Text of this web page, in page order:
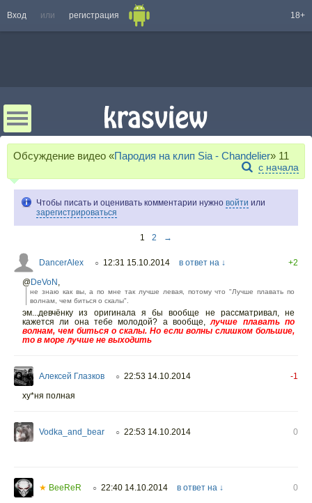
Вход или регистрация 18+
Обсуждение видео «Пародия на клип Sia - Chandelier» 11
с начала
Чтобы писать и оценивать комментарии нужно войти или
зарегистрироваться
1 2 →
DancerAlex ○ 12:31 15.10.2014 в ответ на ↓
+2
@DeVoN ,
не знаю как вы, а по мне так лучше левая, потому что "Лучше плавать по
волнам, чем биться о скалы".
эм...девчёнку из оригинала я бы вообще не рассматривал, не
кажется ли она тебе молодой? а вообще,лучше плавать по
волнам, чем биться о скалы. Но если волны слишком большие,
то в море лучше не выходить
Алексей Глазков ○ 22:53 14.10.2014
-1
ху*ня полная
Vodka_and_bear ○ 22:53 14.10.2014 0
★ BeeReR ○ 22:40 14.10.2014 в ответ на ↓
0